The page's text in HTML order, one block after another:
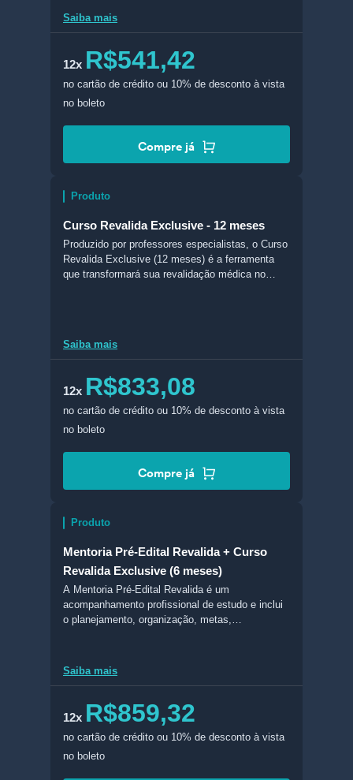
Revalida do Estratégia MED (BQMED), e muito
Saiba mais
12x R$541,42
no cartão de crédito ou 10% de desconto à vista
no boleto
Compre já
Produto
Curso Revalida Exclusive - 12 meses
Produzido por professores especialistas, o Curso
Revalida Exclusive (12 meses) é a ferramenta
que transformará sua revalidação médica no
Revalida do Estratégia MED (BQMED), e muito
Saiba mais
12x R$833,08
no cartão de crédito ou 10% de desconto à vista
no boleto
Compre já
Produto
Mentoria Pré-Edital Revalida + Curso
Revalida Exclusive (6 meses)
A Mentoria Pré-Edital Revalida é um
acompanhamento profissional de estudo e inclui
o planejamento, organização, metas,
Saiba mais
12x R$859,32
no cartão de crédito ou 10% de desconto à vista
no boleto